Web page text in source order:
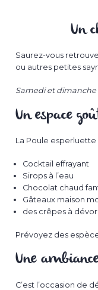
Un
Saurez-vous
ou autres petites
Samedi et
Un espace
La Poule
Cocktail effrayant
Sirops à l’eau
Chocolat chaud
Gâteaux maison
des crêpes à
Prévoyez des
Une
C’est l’occasion de